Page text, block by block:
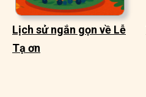
Lịch sử ngắn gọn về Lễ
Tạ ơn